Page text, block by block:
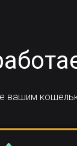
вашим